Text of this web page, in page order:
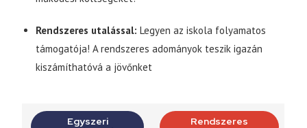
Rendszeres utalással: Legyen az iskola folyamatos
támogatója! A rendszeres adományok teszik igazán
kiszámíthatóvá a jövőnket